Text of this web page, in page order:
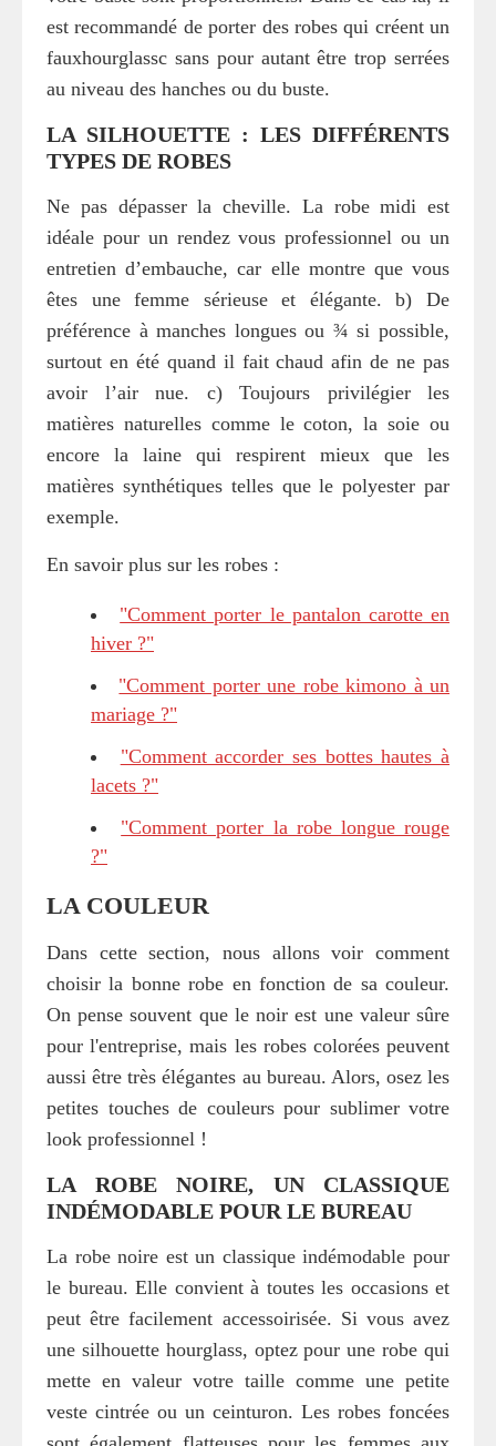
est recommandé de porter des robes qui créent un
fauxhourglassc sans pour autant être trop serrées
au niveau des hanches ou du buste.
LA SILHOUETTE : LES DIFFÉRENTS
TYPES DE ROBES
Ne pas dépasser la cheville. La robe midi est
idéale pour un rendez vous professionnel ou un
entretien d’embauche, car elle montre que vous
êtes une femme sérieuse et élégante. b) De
préférence à manches longues ou ¾ si possible,
surtout en été quand il fait chaud afin de ne pas
avoir l’air nue. c) Toujours privilégier les
matières naturelles comme le coton, la soie ou
encore la laine qui respirent mieux que les
matières synthétiques telles que le polyester par
exemple.
En savoir plus sur les robes :
"Comment porter le pantalon carotte en
hiver ?"
"Comment porter une robe kimono à un
mariage ?"
"Comment accorder ses bottes hautes à
lacets ?"
"Comment porter la robe longue rouge
?"
LA COULEUR
Dans cette section, nous allons voir comment
choisir la bonne robe en fonction de sa couleur.
On pense souvent que le noir est une valeur sûre
pour l'entreprise, mais les robes colorées peuvent
aussi être très élégantes au bureau. Alors, osez les
petites touches de couleurs pour sublimer votre
look professionnel !
LA ROBE NOIRE, UN CLASSIQUE
INDÉMODABLE POUR LE BUREAU
La robe noire est un classique indémodable pour
le bureau. Elle convient à toutes les occasions et
peut être facilement accessoirisée. Si vous avez
une silhouette hourglass, optez pour une robe qui
mette en valeur votre taille comme une petite
veste cintrée ou un ceinturon. Les robes foncées